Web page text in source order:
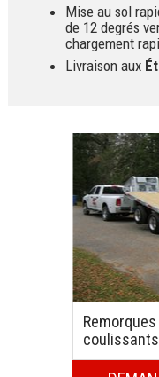
Mise au sol
de 12 degrés
chargement
Livraison aux
coulissants